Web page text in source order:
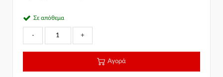
Σε απόθεμα
- +
Αγορά